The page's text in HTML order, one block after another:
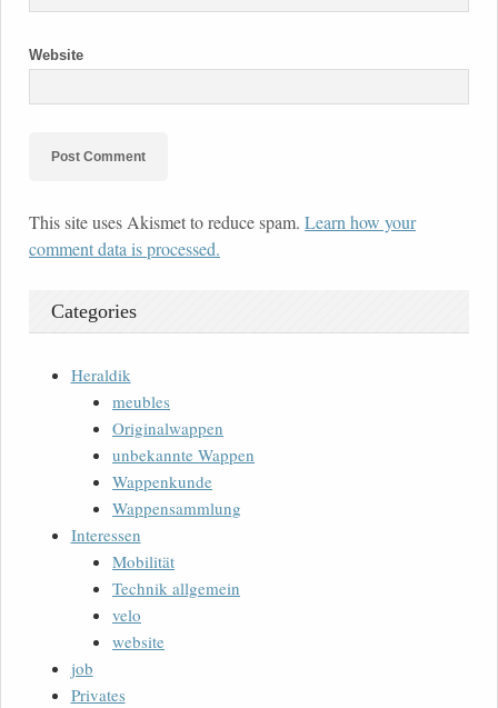
Website
This site uses Akismet to reduce spam. Learn how your
comment data is processed.
Categories
Heraldik
meubles
Originalwappen
unbekannte Wappen
Wappenkunde
Wappensammlung
Interessen
Mobilität
Technik allgemein
velo
website
job
Privates